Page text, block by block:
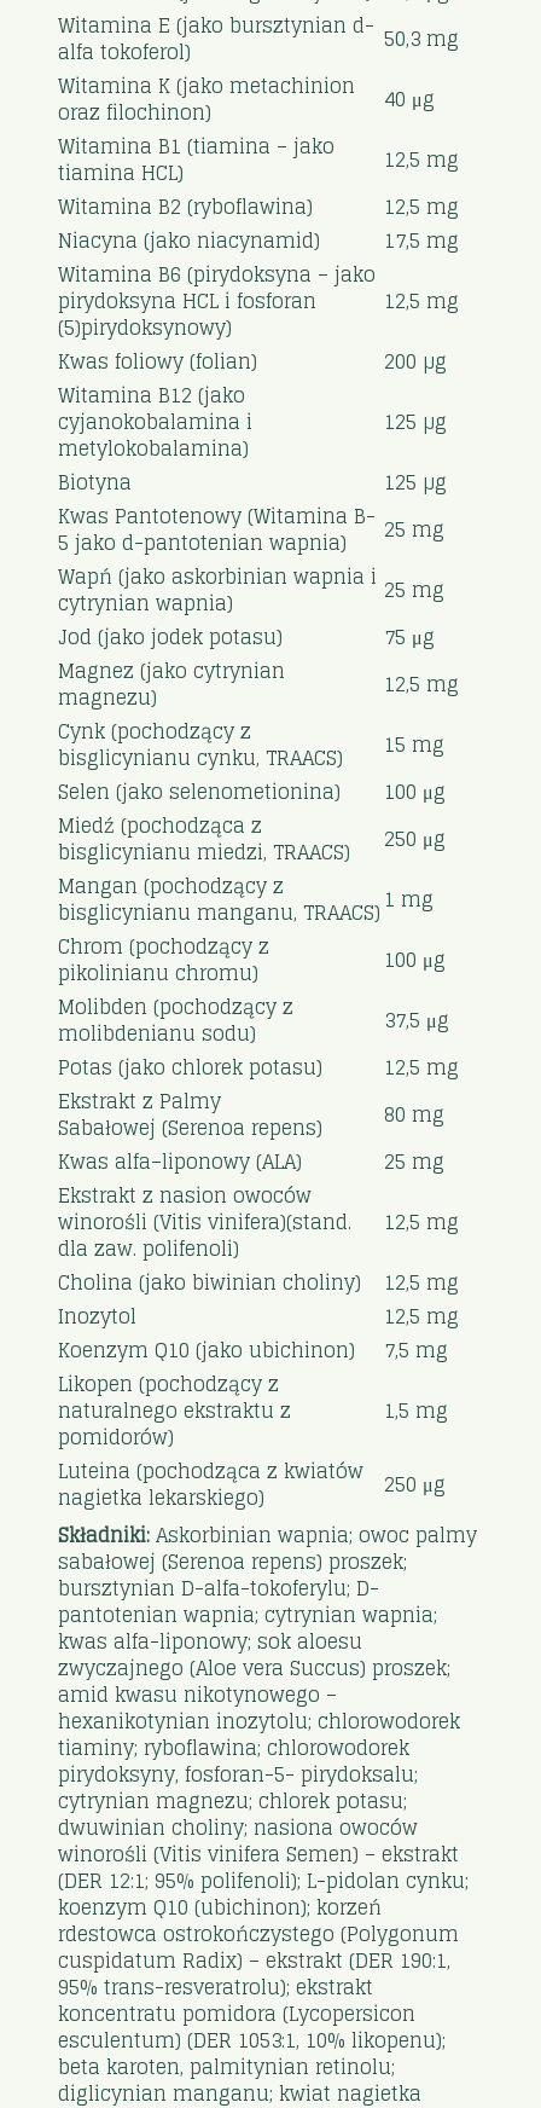
Witamina E (jako bursztynian d-
alfa tokoferol)
50,3 mg
Witamina K (jako metachinion
oraz filochinon)
40 μg
Witamina B1 (tiamina – jako
tiamina HCL)
12,5 mg
Witamina B2 (ryboflawina)
12,5 mg
Niacyna (jako niacynamid)
17,5 mg
Witamina B6 (pirydoksyna – jako
pirydoksyna HCL i fosforan
(5)pirydoksynowy)
12,5 mg
Kwas foliowy (folian)
200 µg
Witamina B12 (jako
cyjanokobalamina i
metylokobalamina)
125 µg
Biotyna
125 µg
Kwas Pantotenowy (Witamina B-
5 jako d-pantotenian wapnia)
25 mg
Wapń (jako askorbinian wapnia i
cytrynian wapnia)
25 mg
Jod (jako jodek potasu)
75 μg
Magnez (jako cytrynian
magnezu)
12,5 mg
Cynk (pochodzący z
bisglicynianu cynku, TRAACS)
15 mg
Selen (jako selenometionina)
100 μg
Miedź (pochodząca z
bisglicynianu miedzi, TRAACS)
250 μg
Mangan (pochodzący z
bisglicynianu manganu, TRAACS) 1 mg
Chrom (pochodzący z
pikolinianu chromu)
100 μg
Molibden (pochodzący z
molibdenianu sodu)
37,5 μg
Potas (jako chlorek potasu)
12,5 mg
Ekstrakt z Palmy
Sabałowej (Serenoa repens)
80 mg
Kwas alfa–liponowy (ALA)
25 mg
Ekstrakt z nasion owoców
winorośli (Vitis vinifera)(stand.
dla zaw. polifenoli)
12,5 mg
Cholina (jako biwinian choliny)
12,5 mg
Inozytol
12,5 mg
Koenzym Q10 (jako ubichinon)
7,5 mg
Likopen (pochodzący z
naturalnego ekstraktu z
pomidorów)
1,5 mg
Luteina (pochodząca z kwiatów
nagietka lekarskiego)
250 μg
Składniki:Askorbinian wapnia; owoc palmy
sabałowej (Serenoa repens) proszek;
bursztynian D-alfa-tokoferylu; D-
pantotenian wapnia; cytrynian wapnia;
kwas alfa-liponowy; sok aloesu
zwyczajnego (Aloe vera Succus) proszek;
amid kwasu nikotynowego –
hexanikotynian inozytolu; chlorowodorek
tiaminy; ryboflawina; chlorowodorek
pirydoksyny, fosforan-5- pirydoksalu;
cytrynian magnezu; chlorek potasu;
dwuwinian choliny; nasiona owoców
winorośli (Vitis vinifera Semen) – ekstrakt
(DER 12:1; 95% polifenoli); L-pidolan cynku;
koenzym Q10 (ubichinon); korzeń
rdestowca ostrokończystego (Polygonum
cuspidatum Radix) – ekstrakt (DER 190:1,
95% trans-resveratrolu); ekstrakt
koncentratu pomidora (Lycopersicon
esculentum) (DER 1053:1, 10% likopenu);
beta karoten, palmitynian retinolu;
diglicynian manganu; kwiat nagietka